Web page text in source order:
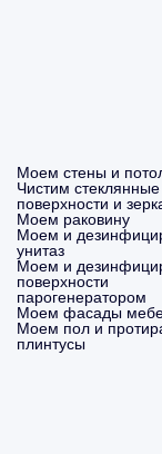
Моем стены и
Чистим стеклянные
поверхности и
Моем раковину
Моем и
унитаз
Моем и
поверхности
парогенератором
Моем фасады
Моем пол и
плинтусы